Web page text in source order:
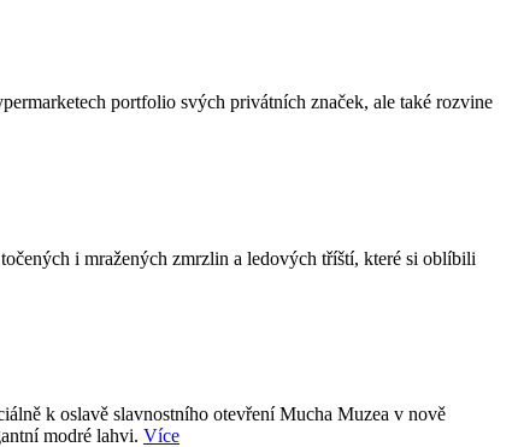
portfolio svých privátních značek, ale také rozvine
i mražených zmrzlin a ledových tříští, které si oblíbili
k oslavě slavnostního otevření Mucha Muzea v nově
modré lahvi. Více